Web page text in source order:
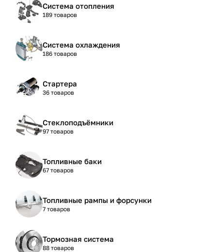
Система отопления
189 товаров
Система охлаждения
186 товаров
Стартера
36 товаров
Стеклоподъёмники
97 товаров
Топливные баки
67 товаров
Топливные рампы и форсунки
7 товаров
Тормозная система
88 товаров